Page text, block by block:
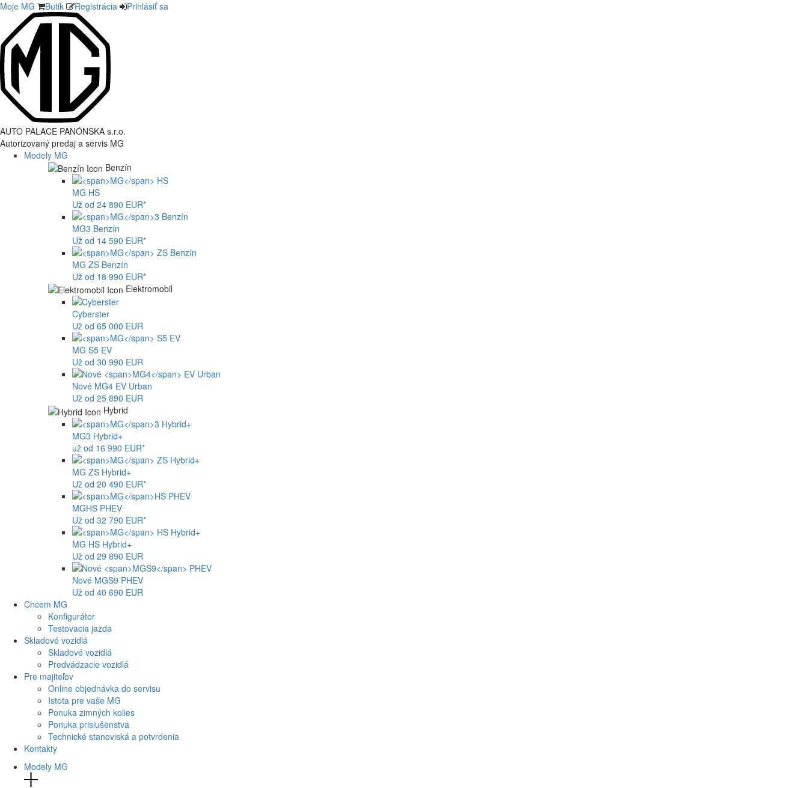
Moje MG Butik Registrácia Prihlásiť sa
AUTO PALACE PANÓNSKA s.r.o.
Autorizovaný predaj a servis MG
Modely MG
Benzín
MG HS
Už od 24 890 EUR*
MG3 Benzín
Už od 14 590 EUR*
MG ZS Benzín
Už od 18 990 EUR*
Elektromobil
Cyberster
Už od 65 000 EUR
MG S5 EV
Už od 30 990 EUR
Nové MG4 EV Urban
Už od 25 890 EUR
Hybrid
MG3 Hybrid+
už od 16 990 EUR*
MG ZS Hybrid+
Už od 20 490 EUR*
MGHS PHEV
Už od 32 790 EUR*
MG HS Hybrid+
Už od 29 890 EUR
Nové MGS9 PHEV
Už od 40 690 EUR
Chcem MG
Konfigurátor
Testovacia jazda
Skladové vozidlá
Skladové vozidlá
Predvádzacie vozidlá
Pre majiteľov
Online objednávka do servisu
Istota pre vaše MG
Ponuka zimných kolies
Ponuka prislušenstva
Technické stanoviská a potvrdenia
Kontakty
Modely MG